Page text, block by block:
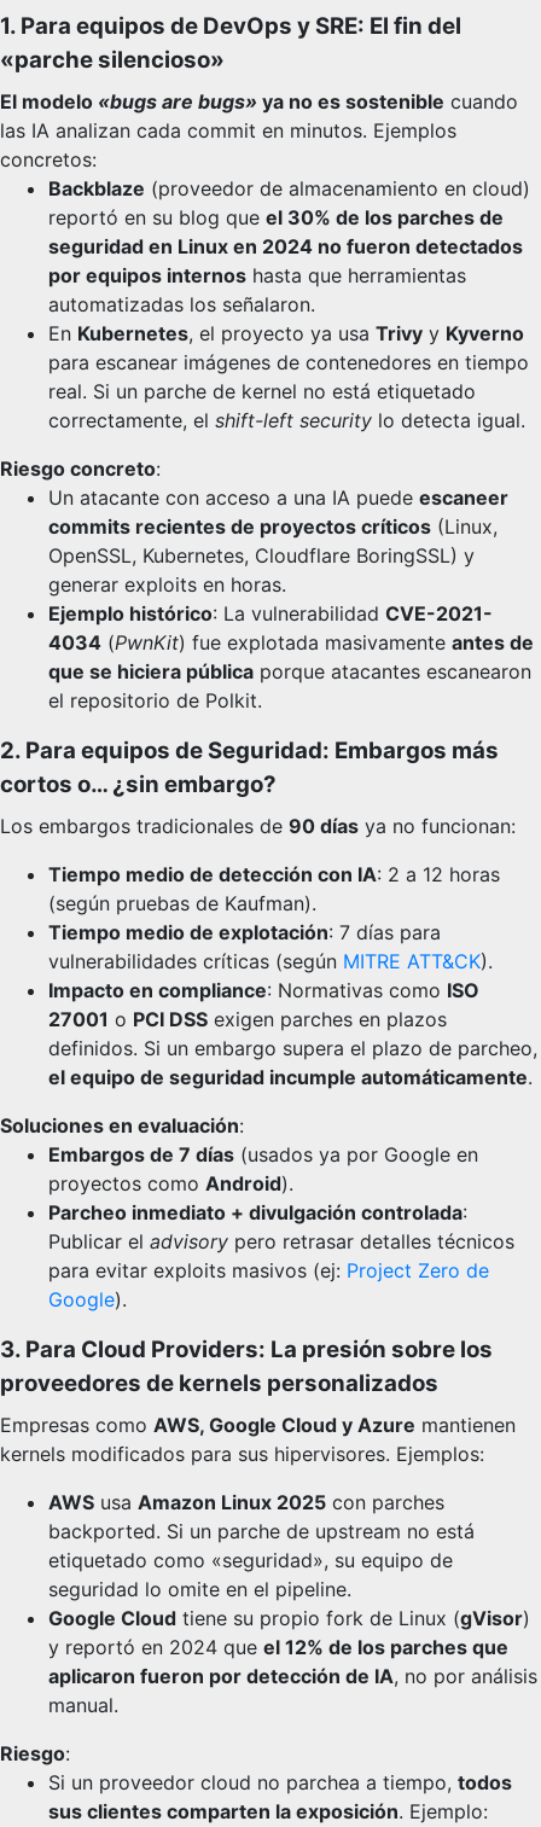
1. Para equipos de DevOps y SRE: El fin del
«parche silencioso»
El modelo «bugs are bugs» ya no es sostenible cuando
las IA analizan cada commit en minutos. Ejemplos
concretos:
Backblaze (proveedor de almacenamiento en cloud)
reportó en su blog que el 30% de los parches de
seguridad en Linux en 2024 no fueron detectados
por equipos internos hasta que herramientas
automatizadas los señalaron.
En Kubernetes, el proyecto ya usa Trivy y Kyverno
para escanear imágenes de contenedores en tiempo
real. Si un parche de kernel no está etiquetado
correctamente, el shift-left security lo detecta igual.
Riesgo concreto:
Un atacante con acceso a una IA puede escaneer
commits recientes de proyectos críticos (Linux,
OpenSSL, Kubernetes, Cloudflare BoringSSL) y
generar exploits en horas.
Ejemplo histórico: La vulnerabilidad CVE-2021-
4034 (PwnKit) fue explotada masivamente antes de
que se hiciera pública porque atacantes escanearon
el repositorio de Polkit.
2. Para equipos de Seguridad: Embargos más
cortos o… ¿sin embargo?
Los embargos tradicionales de 90 días ya no funcionan:
Tiempo medio de detección con IA: 2 a 12 horas
(según pruebas de Kaufman).
Tiempo medio de explotación: 7 días para
vulnerabilidades críticas (según MITRE ATT&CK).
Impacto en compliance: Normativas como ISO
27001 o PCI DSS exigen parches en plazos
definidos. Si un embargo supera el plazo de parcheo,
el equipo de seguridad incumple automáticamente.
Soluciones en evaluación:
Embargos de 7 días (usados ya por Google en
proyectos como Android).
Parcheo inmediato + divulgación controlada:
Publicar el advisory pero retrasar detalles técnicos
para evitar exploits masivos (ej: Project Zero de
Google).
3. Para Cloud Providers: La presión sobre los
proveedores de kernels personalizados
Empresas como AWS, Google Cloud y Azure mantienen
kernels modificados para sus hipervisores. Ejemplos:
AWS usa Amazon Linux 2025 con parches
backported. Si un parche de upstream no está
etiquetado como «seguridad», su equipo de
seguridad lo omite en el pipeline.
Google Cloud tiene su propio fork de Linux (gVisor)
y reportó en 2024 que el 12% de los parches que
aplicaron fueron por detección de IA, no por análisis
manual.
Riesgo:
Si un proveedor cloud no parchea a tiempo, todos
sus clientes comparten la exposición. Ejemplo: